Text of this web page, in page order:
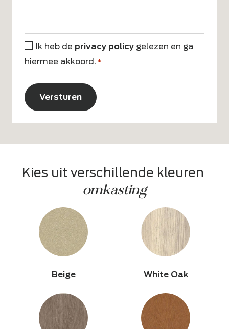
* Ik heb de privacy policy gelezen en ga
hiermee akkoord. *
omkasting
Beige White Oak